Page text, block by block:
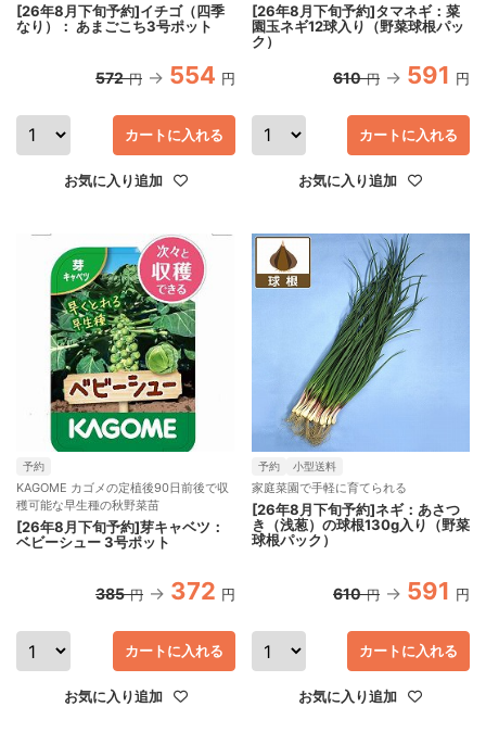
[26年8月下旬予約]イチゴ（四季
なり）： あまごこち3号ポット
572 円 554 円
お気に入り追加
カートに入れる
[26年8月下旬予約]タマネギ：菜
園玉ネギ12球入り（野菜球根パッ
ク）
610 円 591 円
お気に入り追加
カートに入れる
予約
KAGOME カゴメの定植後90日前後で収
穫可能な早生種の秋野菜苗
[26年8月下旬予約]芽キャベツ：
ベビーシュー 3号ポット
385 円 372 円
お気に入り追加
カートに入れる
予約 小型送料
家庭菜園で手軽に育てられる
[26年8月下旬予約]ネギ：あさつ
き（浅葱）の球根130g入り（野菜
球根パック）
610 円 591 円
お気に入り追加
カートに入れる